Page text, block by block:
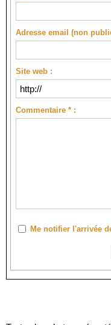
Adresse email (non
Site web :
Commentaire * :
Me notifier l'arrivée